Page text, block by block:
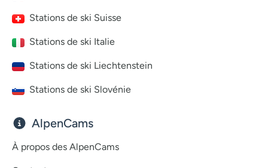
Stations de ski Suisse
Stations de ski Italie
Stations de ski Liechtenstein
Stations de ski Slovénie
AlpenCams
À propos des AlpenCams